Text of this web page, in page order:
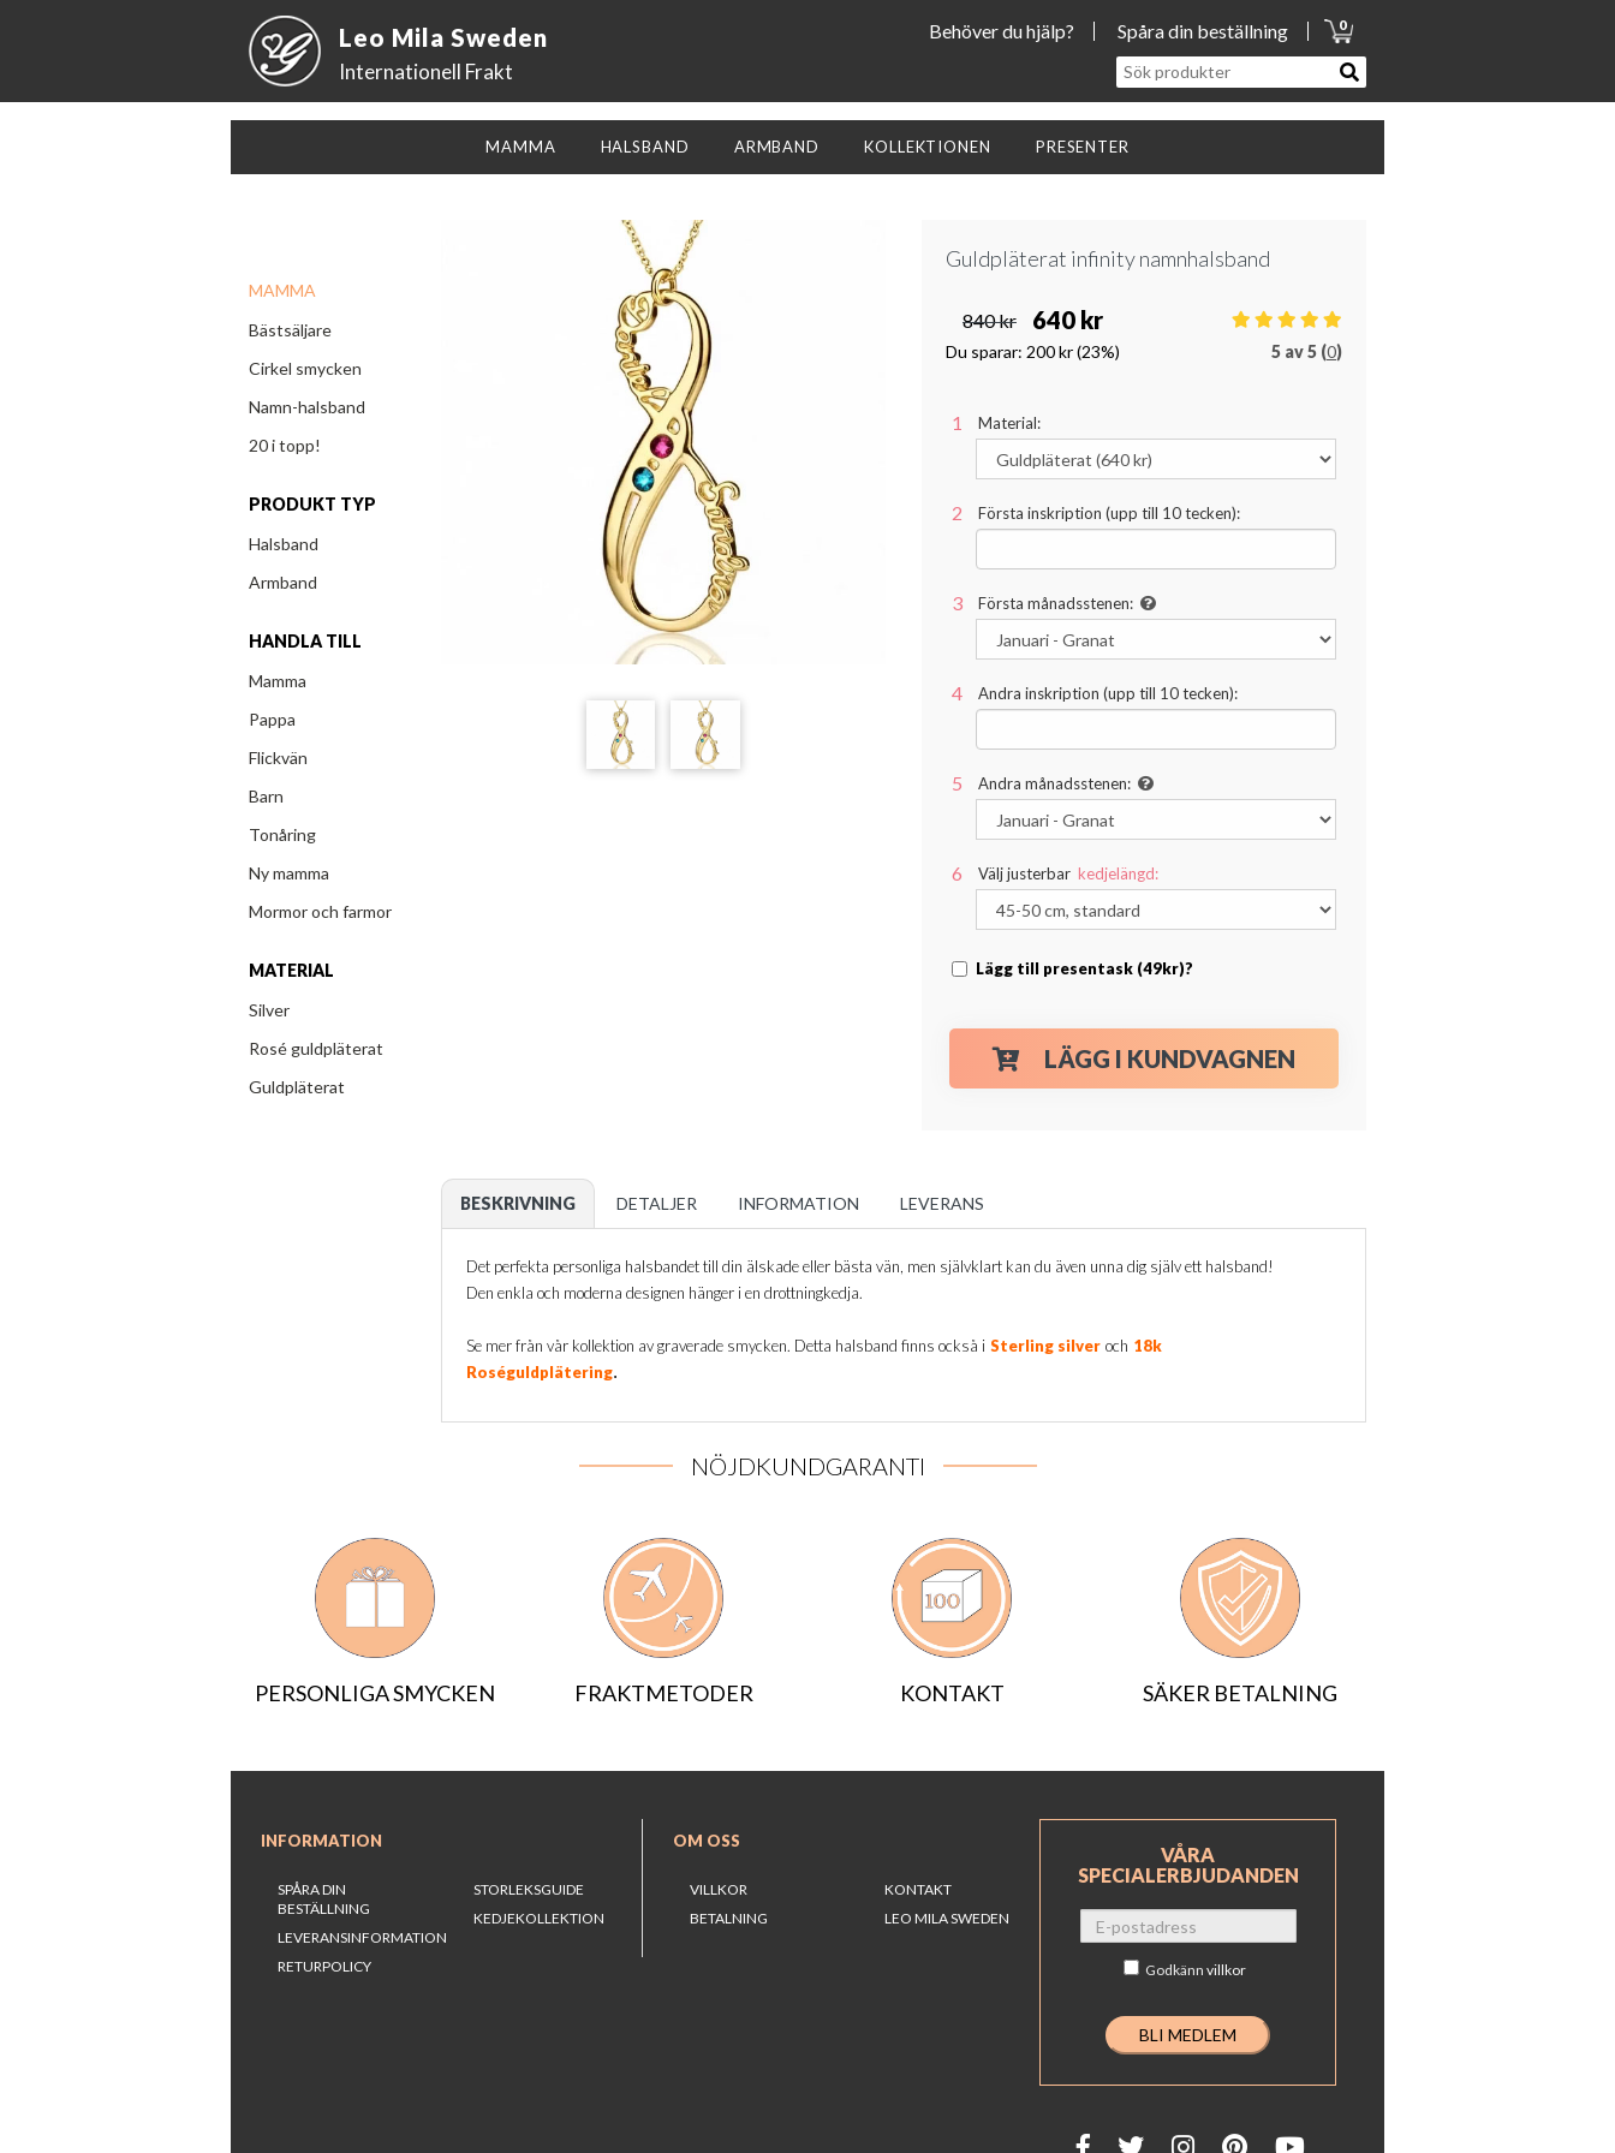
Leo Mila Sweden
Internationell Frakt
Behöver du hjälp? Spåra din beställning 0
MAMMA HALSBAND ARMBAND KOLLEKTIONEN PRESENTER
MAMMA
Bästsäljare
Cirkel smycken
Namn-halsband
20 i topp!
PRODUKT TYP
Halsband
Armband
HANDLA TILL
Mamma
Pappa
Flickvän
Barn
Tonåring
Ny mamma
Mormor och farmor
MATERIAL
Silver
Rosé guldpläterat
Guldpläterat
Guldpläterat infinity namnhalsband
840 kr 640 kr
Du sparar: 200 kr(23%) 5 av5 (0)
Material:
Första inskription (upp till 10 tecken):
Första månadsstenen:
Andra inskription (upp till 10 tecken):
Andra månadsstenen:
Välj justerbar kedjelängd:
Lägg till presentask (49kr)?
LÄGG I KUNDVAGNEN
BESKRIVNING DETALJER INFORMATION LEVERANS
Det perfekta personliga halsbandet till din älskade eller bästa vän, men självklart kan du även unna dig själv ett halsband!
Den enkla och moderna designen hänger i en drottningkedja.
Se mer från vår kollektion av graverade smycken. Detta halsband finns också i Sterling silver och 18k
Roséguldplätering.
NÖJDKUNDGARANTI
KONTAKT SÄKER BETALNING
PERSONLIGA SMYCKEN FRAKTMETODER
INFORMATION
SPÅRA DIN
BESTÄLLNING
LEVERANSINFORMATION
RETURPOLICY
STORLEKSGUIDE
KEDJEKOLLEKTION
OM OSS
VILLKOR
BETALNING
KONTAKT
LEO MILA SWEDEN
VÅRA
SPECIALERBJUDANDEN
Godkännvillkor